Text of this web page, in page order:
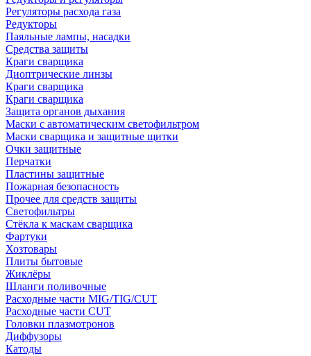
Регуляторы расхода газа
Редукторы
Паяльные лампы, насадки
Средства защиты
Краги сварщика
Диоптрические линзы
Краги сварщика
Краги сварщика
Защита органов дыхания
Маски с автоматическим светофильтром
Маски сварщика и защитные щитки
Очки защитные
Перчатки
Пластины защитные
Пожарная безопасность
Прочее для средств защиты
Светофильтры
Стёкла к маскам сварщика
Фартуки
Хозтовары
Плиты бытовые
Жиклёры
Шланги поливочные
Расходные части MIG/TIG/CUT
Расходные части CUT
Головки плазмотронов
Диффузоры
Катоды